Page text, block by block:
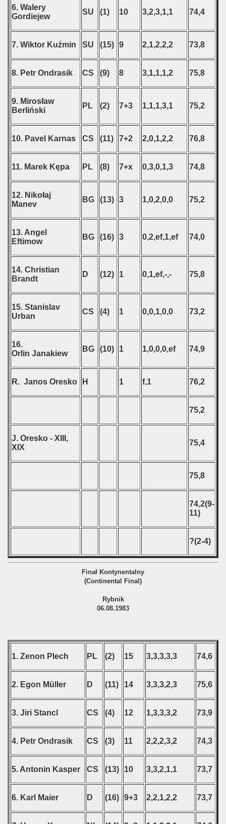
6. Walery
Gordiejew
SU (1) 10 3,2,3,1,1 74,4
7. Wiktor Kuźmin SU (15) 9 2,1,2,2,2 73,8
8. Petr Ondrasik CS (9) 8 3,1,1,1,2 75,8
9. Mirosław
Berliński
PL (2) 7+3 1,1,1,3,1 75,2
10. Pavel Karnas CS (11) 7+2 2,0,1,2,2 76,8
11. Marek Kępa PL (8) 7+x 0,3,0,1,3 74,8
12. Nikołaj
Manev
BG (13) 3 1,0,2,0,0 75,2
13. Angel
Eftimow
BG (16) 3 0,2,ef,1,ef 74,0
14. Christian
Brandt
D (12) 1 0,1,ef,-,- 75,8
15. Stanislav
Urban
CS (4) 1 0,0,1,0,0 73,2
16.
Orlin Janakiew
BG (10) 1 1,0,0,0,ef 74,9
R. Janos Oresko H 1 f,1 76,2
75,2
J. Oresko - XIII,
XIX
75,4
75,8
74,2(9-
11)
?(2-4)
Finał Kontynentalny
(Continental Final)
Rybnik
06.08.1983
1. Zenon Plech PL (2) 15 3,3,3,3,3 74,6
2. Egon Müller D (11) 14 3,3,3,2,3 75,6
3. Jiri Stancl CS (4) 12 1,3,3,3,2 73,9
4. Petr Ondrasik CS (3) 11 2,2,2,3,2 74,3
5. Antonin Kasper CS (13) 10 3,3,2,1,1 73,7
6. Karl Maier D (16) 9+3 2,2,1,2,2 73,7